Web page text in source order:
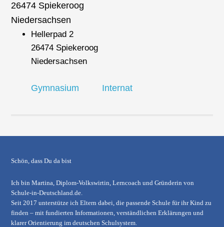
26474 Spiekeroog
Niedersachsen
Hellerpad 2
26474 Spiekeroog
Niedersachsen
Gymnasium Internat
Schön, dass Du da bist
Ich bin Martina, Diplom-Volkswirtin, Lerncoach und Gründerin von
Schule-in-Deutschland.de.
Seit 2017 unterstütze ich Eltern dabei, die passende Schule für ihr Kind zu
finden – mit fundierten Informationen, verständlichen Erklärungen und
klarer Orientierung im deutschen Schulsystem.